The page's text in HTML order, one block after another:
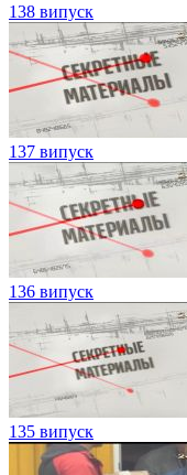
138 випуск
137 випуск
136 випуск
135 випуск